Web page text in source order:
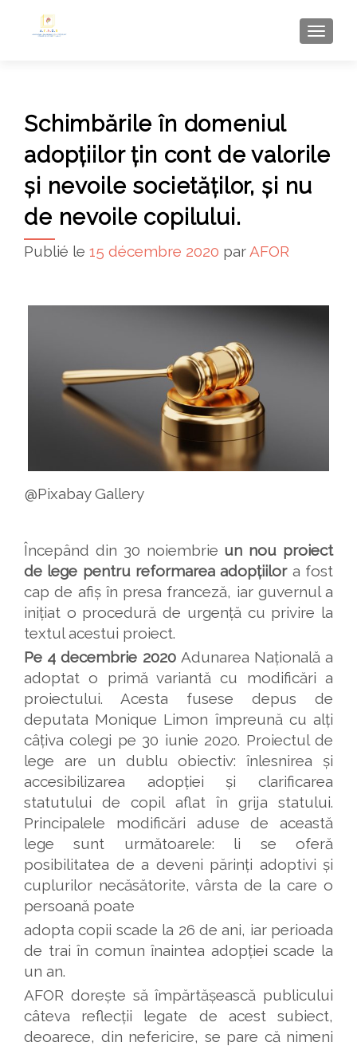
Schimbările în domeniul
adopțiilor țin cont de valorile
și nevoile societăților, și nu
de nevoile copilului.
Publié le 15 décembre 2020 par AFOR
@Pixabay Gallery
Începând din 30 noiembrie un nou proiect
de lege pentru reformarea adopțiilora fost
cap de afiș în presa franceză, iar guvernul a
inițiat o procedură de urgență cu privire la
textul acestui proiect.
Pe 4 decembrie 2020 Adunarea Națională a
adoptat o primă variantă cu modificări a
proiectului. Acesta fusese depus de
deputata Monique Limon împreună cu alți
câțiva colegi pe 30 iunie 2020. Proiectul de
lege are un dublu obiectiv: înlesnirea și
accesibilizarea adopției și clarificarea
statutului de copil aflat în grija statului.
Principalele modificări aduse de această
lege sunt următoarele: li se oferă
posibilitatea de a deveni părinți adoptivi și
cuplurilor necăsătorite, vârsta de la care o
persoană poate
adopta copii scade la 26 de ani, iar perioada
de trai în comun înaintea adopției scade la
un an.
AFOR dorește să împărtășească publicului
câteva reflecții legate de acest subiect,
deoarece, din nefericire, se pare că nimeni